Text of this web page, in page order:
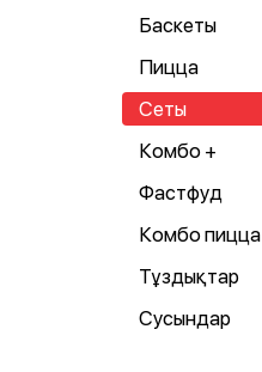
Баскеты
Пицца
Сеты
Комбо +
Фастфуд
Комбо пицца
Тұздықтар
Сусындар